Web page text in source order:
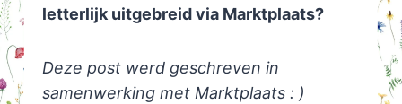
letterlijk uitgebreid via Marktplaats?
Deze post werd geschreven in
samenwerking met Marktplaats : )